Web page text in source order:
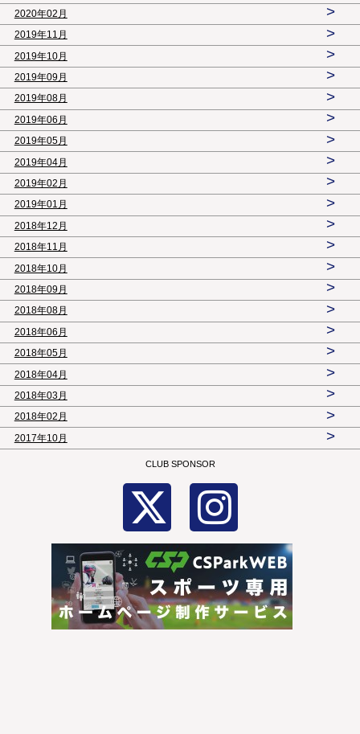
2020年02月 >
2019年11月 >
2019年10月 >
2019年09月 >
2019年08月 >
2019年06月 >
2019年05月 >
2019年04月 >
2019年02月 >
2019年01月 >
2018年12月 >
2018年11月 >
2018年10月 >
2018年09月 >
2018年08月 >
2018年06月 >
2018年05月 >
2018年04月 >
2018年03月 >
2018年02月 >
2017年10月 >
CLUB SPONSOR